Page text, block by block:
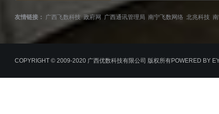
友情链接： 广西飞数科技 政府网 广西通讯管理局 南宁飞数网络 北兆科技
COPYRIGHT © 2009-2020 广西优数科技有限公司 版权所有POWERED BY